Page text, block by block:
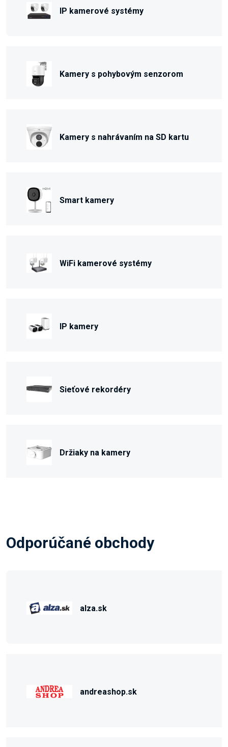
IP kamerové systémy
Kamery s pohybovým senzorom
Kamery s nahrávaním na SD kartu
Smart kamery
WiFi kamerové systémy
IP kamery
Sieťové rekordéry
Držiaky na kamery
Odporúčané obchody
alza.sk
andreashop.sk